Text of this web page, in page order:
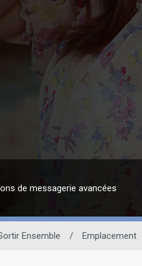
de messagerie avancées
Ensemble / Emplacement